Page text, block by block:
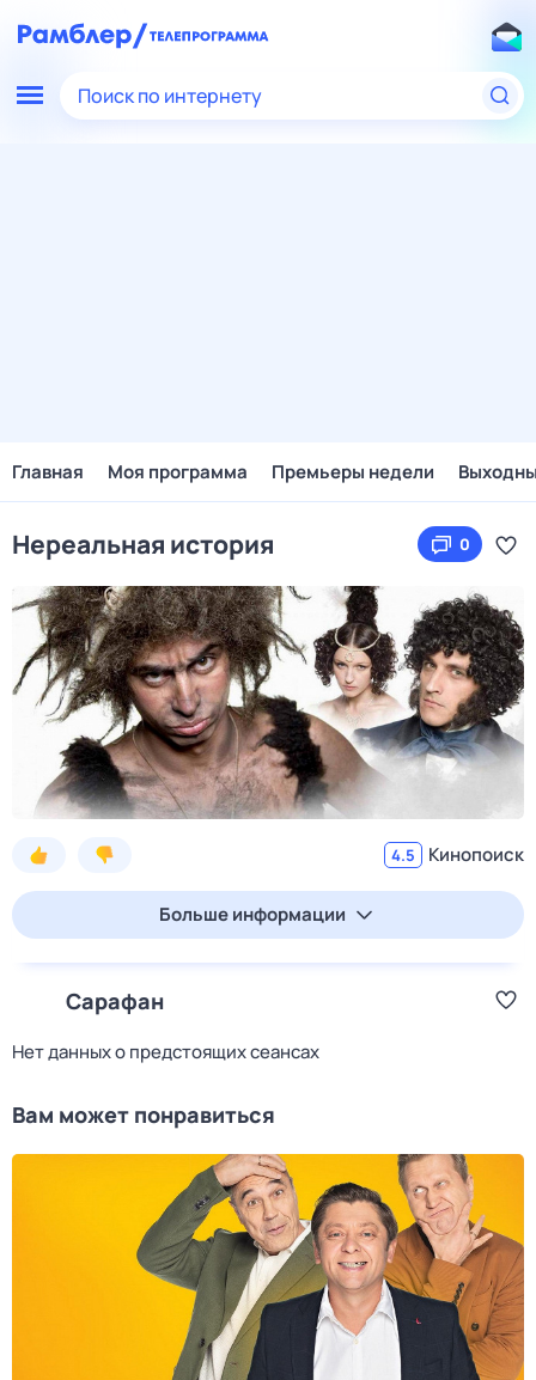
Поиск по интернету
Главная Моя программа Премьеры недели
Нереальная история 0
4.5 Кинопоиск
Больше информации
Сарафан
Нет данных о предстоящих сеансах
Вам может понравиться